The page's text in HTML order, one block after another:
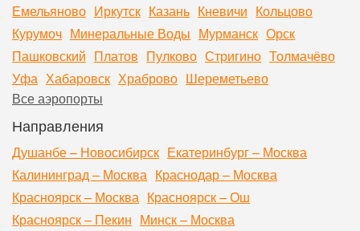
Емельяново Иркутск Казань Кневичи Кольцово
Курумоч Минеральные Воды Мурманск Орск
Пашковский Платов Пулково Стригино Толмачёво
Уфа Хабаровск Храброво Шереметьево
Все аэропорты
Направления
Душанбе – Новосибирск Екатеринбург – Москва
Калининград – Москва Краснодар – Москва
Красноярск – Москва Красноярск – Ош
Красноярск – Пекин Минск – Москва